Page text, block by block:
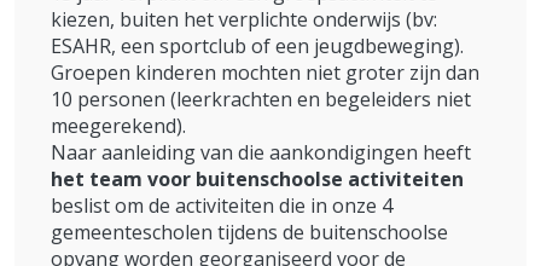
kiezen, buiten het verplichte onderwijs (bv:
ESAHR, een sportclub of een jeugdbeweging).
Groepen kinderen mochten niet groter zijn dan
10 personen (leerkrachten en begeleiders niet
meegerekend).
Naar aanleiding van die aankondigingen heeft
het team voor buitenschoolse activiteiten
beslist om de activiteiten die in onze 4
gemeentescholen tijdens de buitenschoolse
opvang worden georganiseerd voor de